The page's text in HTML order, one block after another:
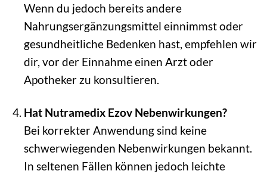
Wenn du jedoch bereits andere
Nahrungsergänzungsmittel einnimmst oder
gesundheitliche Bedenken hast, empfehlen wir
dir, vor der Einnahme einen Arzt oder
Apotheker zu konsultieren.
Hat Nutramedix Ezov Nebenwirkungen?
Bei korrekter Anwendung sind keine
schwerwiegenden Nebenwirkungen bekannt.
In seltenen Fällen können jedoch leichte